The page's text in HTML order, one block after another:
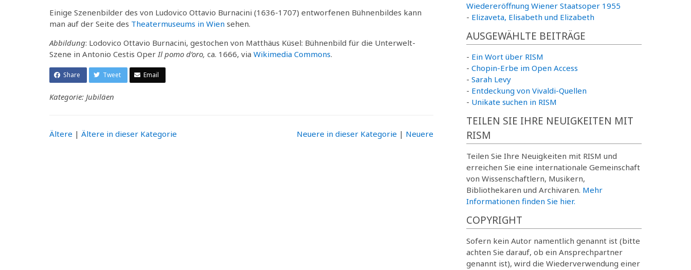
Einige Szenenbilder des von Ludovico Ottavio Burnacini (1636-1707) entworfenen Bühnenbildes kann
man auf der Seite des Theatermuseums in Wien sehen.
Abbildung: Lodovico Ottavio Burnacini, gestochen von Matthäus Küsel: Bühnenbild für die Unterwelt-
Szene in Antonio Cestis Oper Il pomo d’oro, ca. 1666, via Wikimedia Commons.
Share Tweet Email
Kategorie: Jubiläen
Ältere | Ältere in dieser Kategorie Neuere in dieser Kategorie | Neuere
Wiedereröffnung Wiener Staatsoper 1955
- Elizaveta, Elisabeth und Elizabeth
AUSGEWÄHLTE BEITRÄGE
- Ein Wort über RISM
- Chopin-Erbe im Open Access
- Sarah Levy
- Entdeckung von Vivaldi-Quellen
- Unikate suchen in RISM
TEILEN SIE IHRE NEUIGKEITEN MIT
RISM
Teilen Sie Ihre Neuigkeiten mit RISM und
erreichen Sie eine internationale Gemeinschaft
von Wissenschaftlern, Musikern,
Bibliothekaren und Archivaren. Mehr
Informationen finden Sie hier.
COPYRIGHT
Sofern kein Autor namentlich genannt ist (bitte
achten Sie darauf, ob ein Ansprechpartner
genannt ist), wird die Wiederverwendung einer